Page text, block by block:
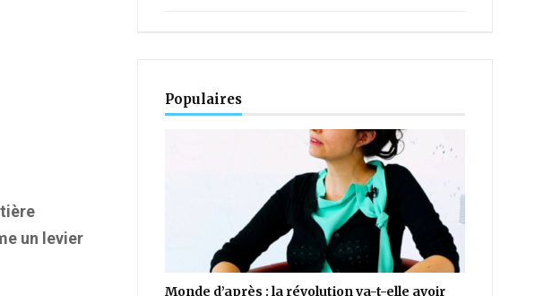
un levier
Populaires
Monde d’après : la révolution va-t-elle avoir